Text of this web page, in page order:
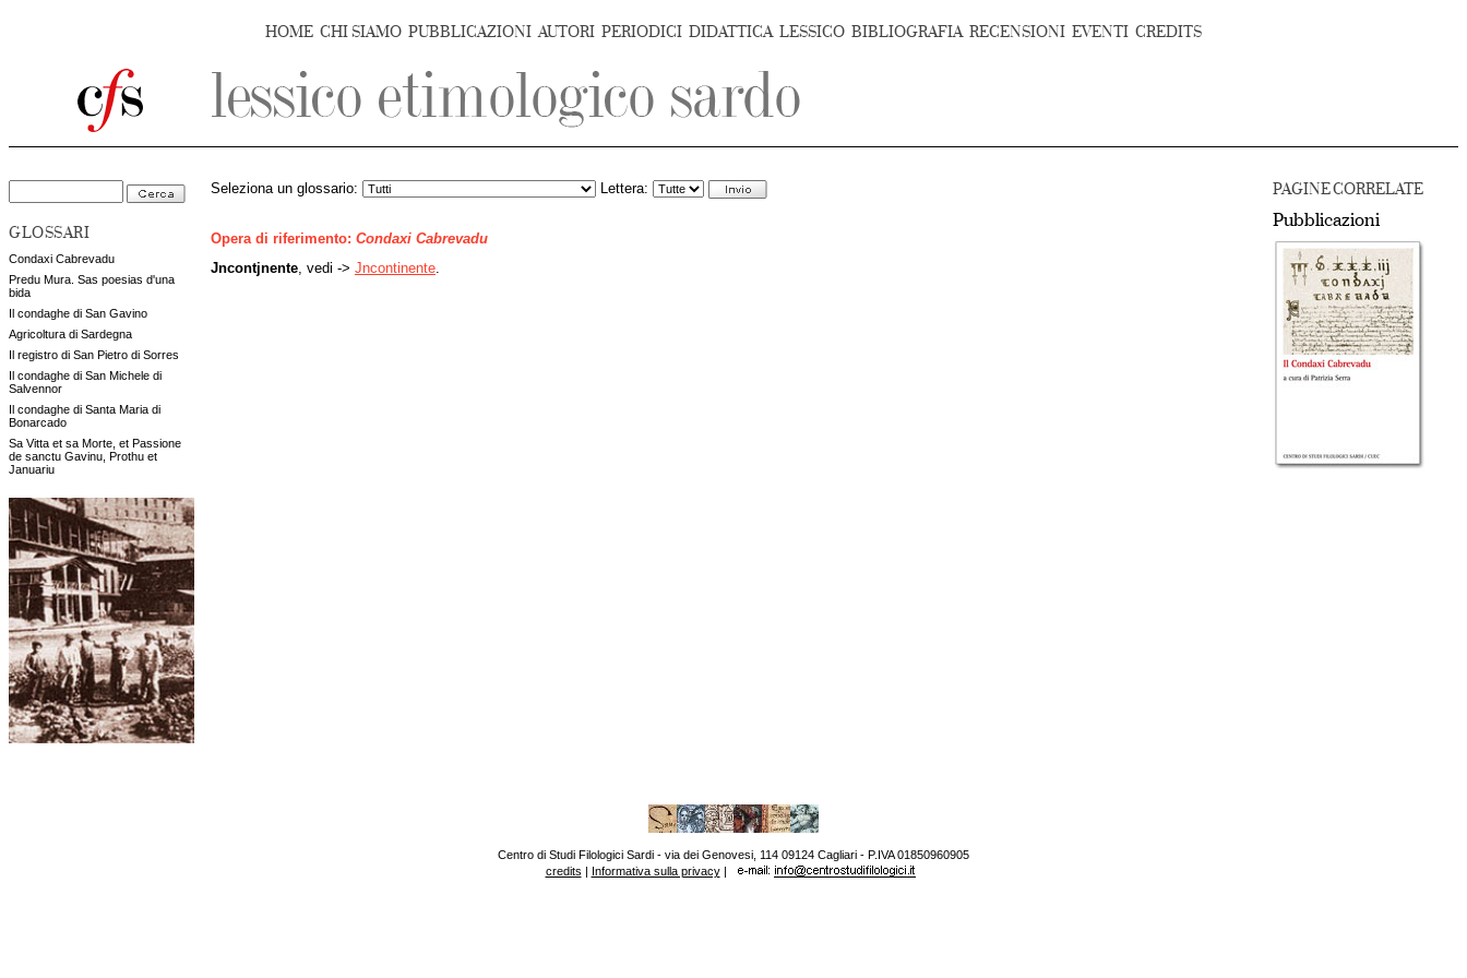
HOME CHI SIAMO PUBBLICAZIONI AUTORI PERIODICI DIDATTICA LESSICO BIBLIOGRAFIA RECENSIONI EVENTI CREDITS
GLOSSARI
Condaxi Cabrevadu
Predu Mura. Sas poesias d'una
bida
Il condaghe di San Gavino
Agricoltura di Sardegna
Il registro di San Pietro di Sorres
Il condaghe di San Michele di
Salvennor
Il condaghe di Santa Maria di
Bonarcado
Sa Vitta et sa Morte, et Passione
de sanctu Gavinu, Prothu et
Januariu
PAGINE CORRELATE
Pubblicazioni
Seleziona un glossario: Lettera:
Opera di riferimento: Condaxi Cabrevadu
Jncontjnente , vedi -> Jncontinente
Centro di Studi Filologici Sardi - via dei Genovesi, 114 09124 Cagliari - P.IVA 01850960905
credits | Informativa sulla privacy|